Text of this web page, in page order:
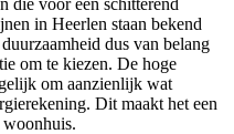
die voor een schitterend
in Heerlen staan bekend
dus van belang
om te kiezen. De hoge
om aanzienlijk wat
Dit maakt het een